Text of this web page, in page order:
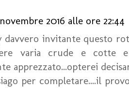
2016 alle ore 22:44
davvero invitante questo
varia crude e cotte e
apprezzato...opterei
per completare....il